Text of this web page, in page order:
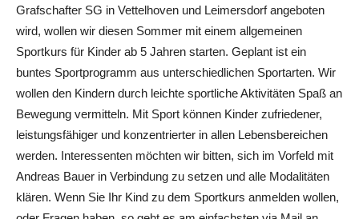
Grafschafter SG in Vettelhoven und Leimersdorf angeboten
wird, wollen wir diesen Sommer mit einem allgemeinen
Sportkurs für Kinder ab 5 Jahren starten. Geplant ist ein
buntes Sportprogramm aus unterschiedlichen Sportarten. Wir
wollen den Kindern durch leichte sportliche Aktivitäten Spaß an
Bewegung vermitteln. Mit Sport können Kinder zufriedener,
leistungsfähiger und konzentrierter in allen Lebensbereichen
werden. Interessenten möchten wir bitten, sich im Vorfeld mit
Andreas Bauer in Verbindung zu setzen und alle Modalitäten
klären. Wenn Sie Ihr Kind zu dem Sportkurs anmelden wollen,